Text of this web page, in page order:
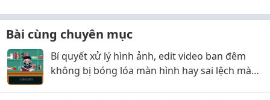
Bài cùng chuyên mục
Bí quyết xử lý hình ảnh, edit video ban đêm
không bị bóng lóa màn hình hay sai lệch màu